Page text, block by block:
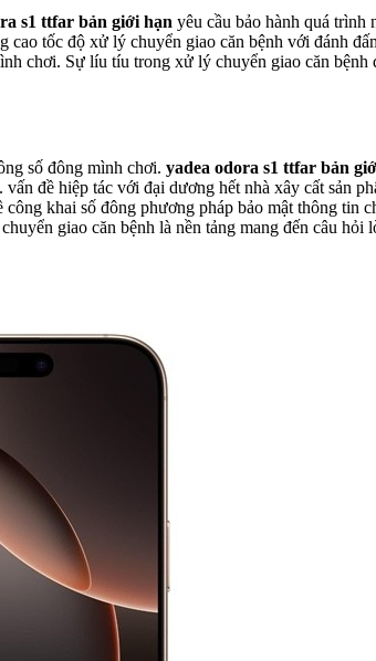
s1 ttfar bản giới hạn yêu cầu bảo hành quá trình
cao tốc độ xử lý chuyển giao căn bệnh với đánh
chơi. Sự líu tíu trong xử lý chuyển giao căn bệnh
số đông mình chơi. yadea odora s1 ttfar bản
đề hiệp tác với đại dương hết nhà xây cất sản
khai số đông phương pháp bảo mật thông tin
giao căn bệnh là nền tảng mang đến câu hỏi